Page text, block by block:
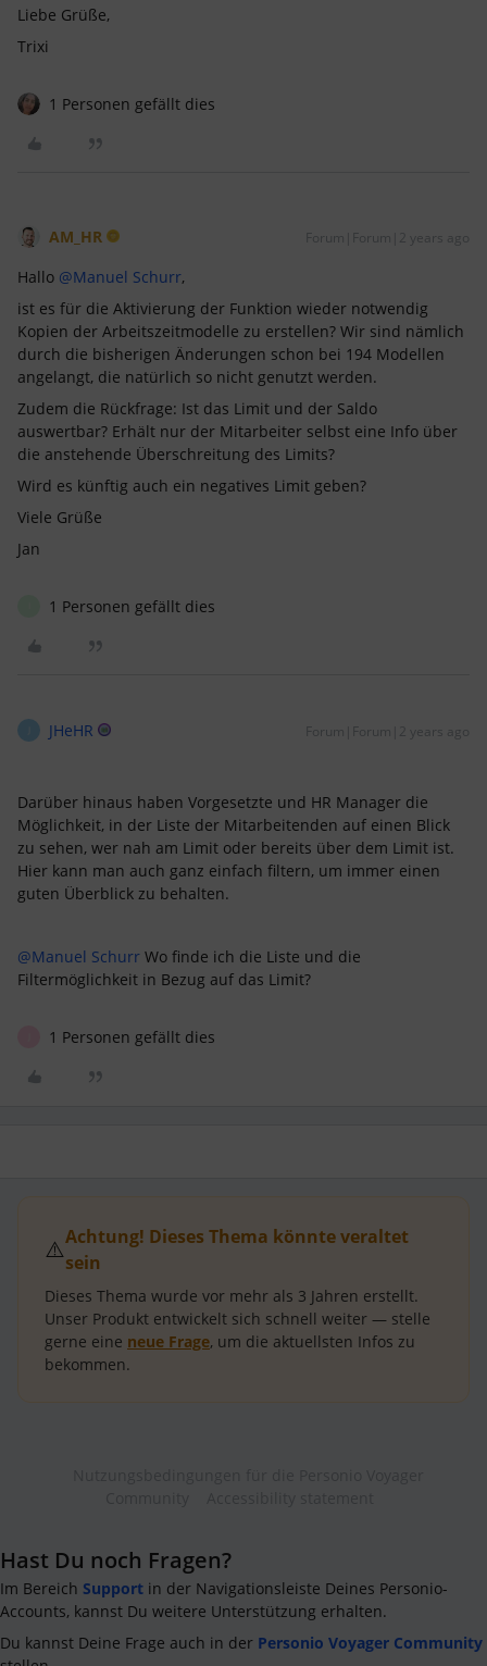
Liebe Grüße,
Trixi
1 Personen gefällt dies
AM_HR Forum|Forum|2 years ago
Hallo @Manuel Schurr,
ist es für die Aktivierung der Funktion wieder notwendig
Kopien der Arbeitszeitmodelle zu erstellen? Wir sind nämlich
durch die bisherigen Änderungen schon bei 194 Modellen
angelangt, die natürlich so nicht genutzt werden.
Zudem die Rückfrage: Ist das Limit und der Saldo
auswertbar? Erhält nur der Mitarbeiter selbst eine Info über
die anstehende Überschreitung des Limits?
Wird es künftig auch ein negatives Limit geben?
Viele Grüße
Jan
1 Personen gefällt dies
JHeHR Forum|Forum|2 years ago
Darüber hinaus haben Vorgesetzte und HR Manager die
Möglichkeit, in der Liste der Mitarbeitenden auf einen Blick
zu sehen, wer nah am Limit oder bereits über dem Limit ist.
Hier kann man auch ganz einfach filtern, um immer einen
guten Überblick zu behalten.
@Manuel Schurr Wo finde ich die Liste und die
Filtermöglichkeit in Bezug auf das Limit?
1 Personen gefällt dies
⚠️Achtung! Dieses Thema könnte veraltet
sein
Dieses Thema wurde vor mehr als 3 Jahren erstellt.
Unser Produkt entwickelt sich schnell weiter — stelle
gerne eine neue Frage, um die aktuellsten Infos zu
bekommen.
Hast Du noch Fragen?
Im Bereich Support in der Navigationsleiste Deines Personio-
Accounts, kannst Du weitere Unterstützung erhalten.
Du kannst Deine Frage auch in der Personio Voyager Community